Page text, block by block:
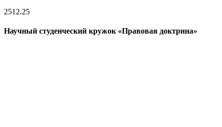
2512.25
Научный студенческий кружок «Правовая доктрина»